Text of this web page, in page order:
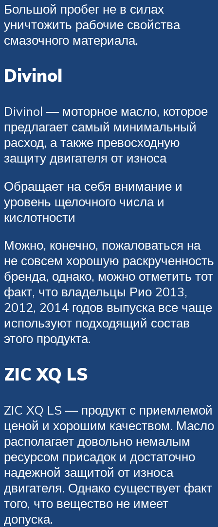
Большой пробег не в силах
уничтожить рабочие свойства
смазочного материала.
Divinol
Divinol — моторное масло, которое
предлагает самый минимальный
расход, а также превосходную
защиту двигателя от износа
Обращает на себя внимание и
уровень щелочного числа и
кислотности
Можно, конечно, пожаловаться на
не совсем хорошую раскрученность
бренда, однако, можно отметить тот
факт, что владельцы Рио 2013,
2012, 2014 годов выпуска все чаще
используют подходящий состав
этого продукта.
ZIC XQ LS
ZIC XQ LS — продукт с приемлемой
ценой и хорошим качеством. Масло
располагает довольно немалым
ресурсом присадок и достаточно
надежной защитой от износа
двигателя. Однако существует факт
того, что вещество не имеет
допуска.